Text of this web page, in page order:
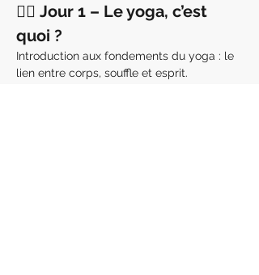
🧘‍♀️ Jour 1 – Le yoga, c’est
quoi ?
Introduction aux fondements du yoga : le
lien entre corps, souffle et esprit.